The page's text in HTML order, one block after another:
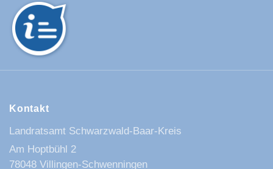
Kontakt
Landratsamt Schwarzwald-Baar-Kreis
Am Hoptbühl 2
78048 Villingen-Schwenningen